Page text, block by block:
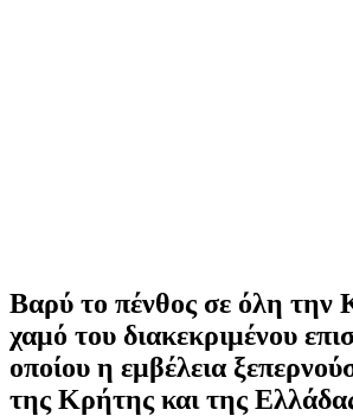
Βαρύ το πένθος σε όλη την
χαμό του διακεκριμένου
οποίου η εμβέλεια
της Κρήτης και της